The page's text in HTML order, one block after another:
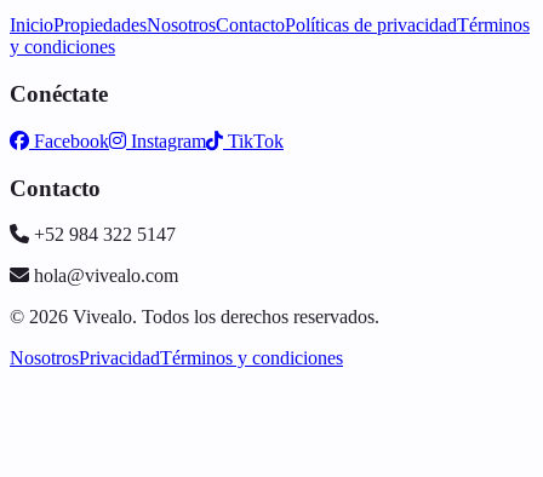
InicioPropiedadesNosotrosContactoPolíticas de privacidadTérminos
y condiciones
Conéctate
Facebook Instagram TikTok
Contacto
+52 984 322 5147
hola@vivealo.com
© 2026 Vivealo. Todos los derechos reservados.
NosotrosPrivacidadTérminos y condiciones